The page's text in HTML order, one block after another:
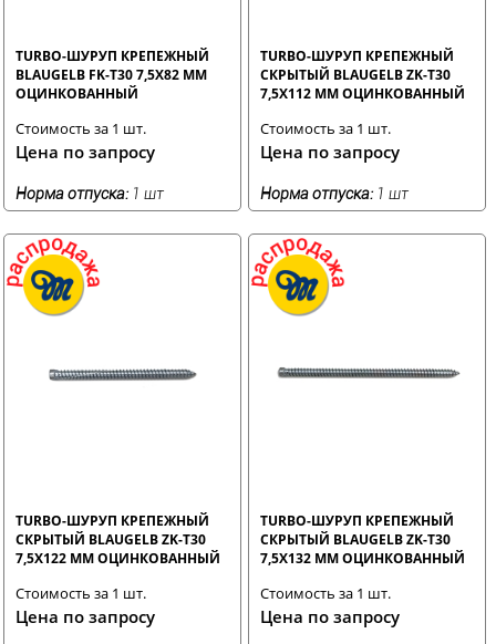
TURBO-ШУРУП КРЕПЕЖНЫЙ
BLAUGELB FK-T30 7,5X82 ММ
ОЦИНКОВАННЫЙ
Стоимость за 1 шт.
Цена по запросу
Норма отпуска: 1 шт
TURBO-ШУРУП КРЕПЕЖНЫЙ
СКРЫТЫЙ BLAUGELB ZK-T30
7,5X112 ММ ОЦИНКОВАННЫЙ
Стоимость за 1 шт.
Цена по запросу
Норма отпуска: 1 шт
TURBO-ШУРУП КРЕПЕЖНЫЙ
СКРЫТЫЙ BLAUGELB ZK-T30
7,5X122 ММ ОЦИНКОВАННЫЙ
Стоимость за 1 шт.
Цена по запросу
TURBO-ШУРУП КРЕПЕЖНЫЙ
СКРЫТЫЙ BLAUGELB ZK-T30
7,5X132 ММ ОЦИНКОВАННЫЙ
Стоимость за 1 шт.
Цена по запросу